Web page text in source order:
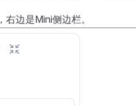
边是Mini侧边栏。